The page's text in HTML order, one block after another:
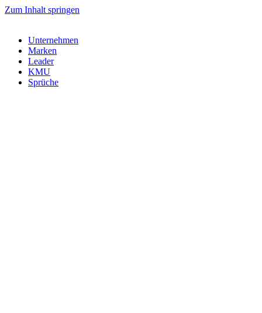
Zum Inhalt springen
Unternehmen
Marken
Leader
KMU
Sprüche